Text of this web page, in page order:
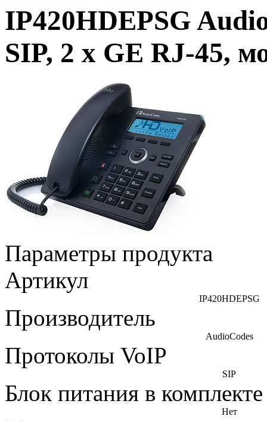
IP420HDEPSG
SIP, 2 x GE RJ-45,
Параметры продукта
Артикул
IP420HDEPSG
Производитель
AudioCodes
Протоколы VoIP
SIP
Блок питания в комплекте
Нет